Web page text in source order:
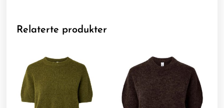
Relaterte produkter